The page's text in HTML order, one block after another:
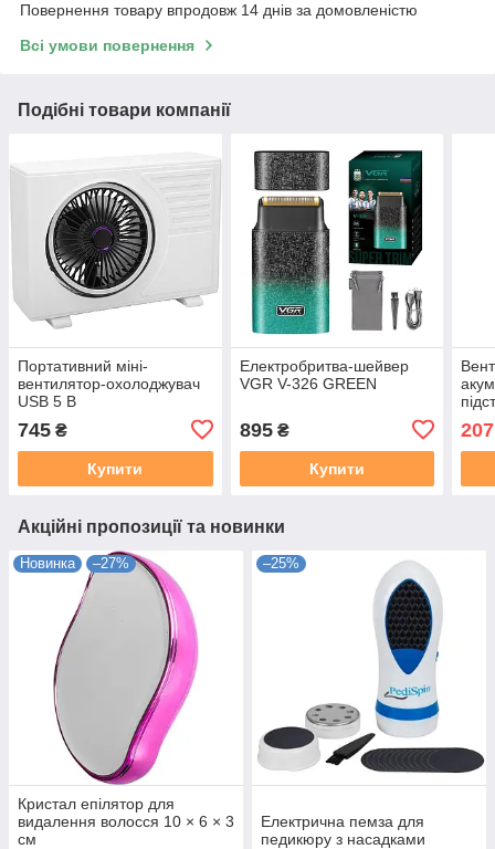
Повернення товару впродовж 14 днів за домовленістю
Всі умови повернення
Подібні товари компанії
Портативний міні-
вентилятор-охолоджувач
USB 5 В
745 ₴
Купити
Електробритва-шейвер
VGR V-326 GREEN
895₴
Купити
Fan
Акційні пропозиції та новинки
Новинка –27%
Кристал епілятор для
видалення волосся 10 × 6 × 3
см
–25%
Електрична пемза для
педикюру з насадками